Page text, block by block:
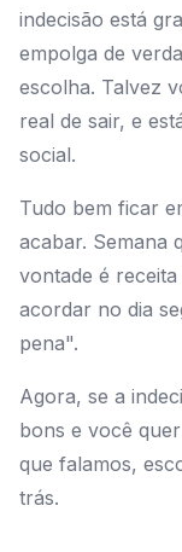
indecisão está
empolga de
escolha. Talvez
real de sair, e
social.
Tudo bem ficar
acabar. Semana
vontade é
acordar no dia
pena".
Agora, se a
bons e você
que falamos,
trás.